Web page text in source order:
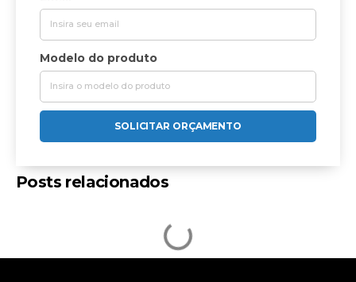
Modelo do produto
SOLICITAR ORÇAMENTO
Posts relacionados